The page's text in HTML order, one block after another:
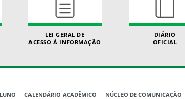
LEI GERAL DE
ACESSO À INFORMAÇÃO
DIÁRIO
OFICIAL
CALENDÁRIO ACADÊMICO NÚCLEO DE COMUNICAÇÃO